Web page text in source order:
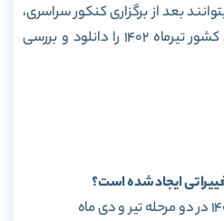
بعد از برگزاری کنکور سراسری،
دفترچه سوالات کنکور داخل کشور تیرماه 1402 را دانلود و بررسی
آزمون کنکور سراسری 1402 در دو مرحله تیر و دی ماه